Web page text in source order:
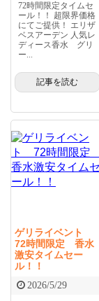
72時間限定タイムセ
ール！！ 超限界価格
にてご提供！ エリザ
ベスアーデン 人気レ
ディース香水 グリ
ー...
記事を読む
ゲリライベント
72時間限定 香水
激安タイムセー
ル！！
2026/5/29